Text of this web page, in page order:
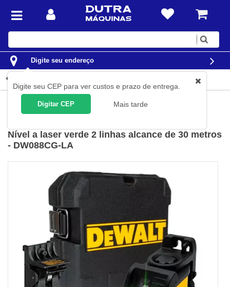
Digite
Digite seu endereço
Digite seu CEP para ver custos e prazo de entrega.
Digitar CEP Mais tarde
Construção Civil Níveis e Trenas Níveis à Laser
Nível a laser verde 2 linhas alcance de 30 metros
- DW088CG-LA